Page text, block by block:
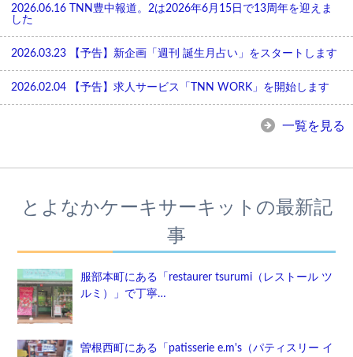
2026.06.16
TNN豊中報道。2は2026年6月15日で13周年を迎えま
した
2026.03.23 【予告】新企画「週刊 誕生月占い」をスタートします
2026.02.04 【予告】求人サービス「TNN WORK」を開始します
一覧を見る
とよなかケーキサーキットの最新記
事
服部本町にある「restaurer tsurumi（レストール ツ
ルミ）」で丁寧…
曽根西町にある「patisserie e.m's（パティスリー イ